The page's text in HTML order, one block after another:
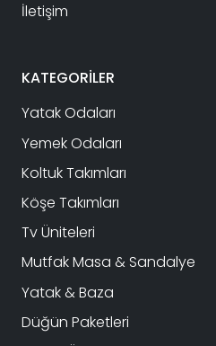
İletişim
KATEGORİLER
Yatak Odaları
Yemek Odaları
Koltuk Takımları
Köşe Takımları
Tv Üniteleri
Mutfak Masa & Sandalye
Yatak & Baza
Düğün Paketleri